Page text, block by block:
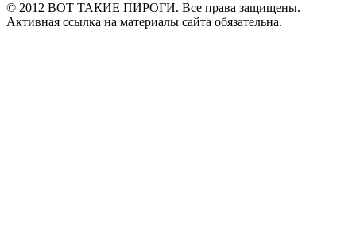
© 2012 ВОТ ТАКИЕ ПИРОГИ. Все права защищены.
Активная ссылка на материалы сайта обязательна.